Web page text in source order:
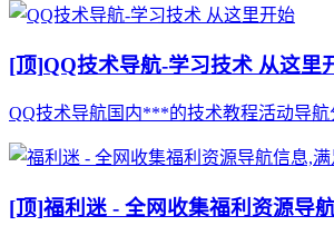
[顶]QQ技术导航-学习技术 从这里
QQ技术导航国内***的技术教程活动导
[顶]福利迷 - 全网收集福利资源导